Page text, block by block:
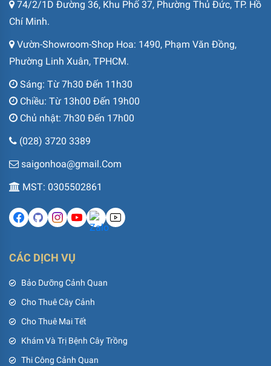
74/2/1D Đường 36, Khu Phố 37, Phường Thủ Đức, TP. Hồ
Chí Minh.
Vườn-Showroom-Shop Hoa: 1490, Phạm Văn Đồng,
Phường Linh Xuân, TPHCM.
Sáng: Từ 7h30 Đến 11h30
Chiều: Từ 13h00 Đến 19h00
Chủ nhật: 7h30 Đến 17h00
(028) 3720 3389
saigonhoa@gmail.Com
MST: 0305502861
CÁC DỊCH VỤ
Bảo Dưỡng Cảnh Quan
Cho Thuê Cây Cảnh
Cho Thuê Mai Tết
Khám Và Trị Bệnh Cây Trồng
Thi Công Cảnh Quan